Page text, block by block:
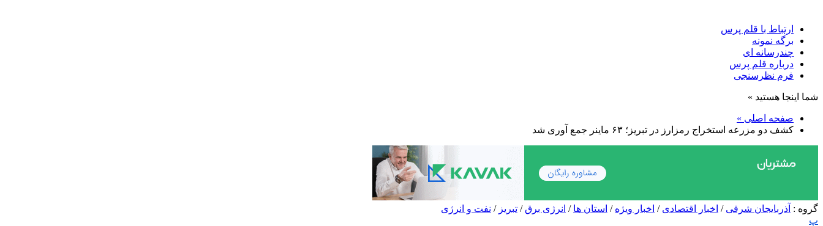
ارتباط با قلم پرس
برگه نمونه
چندرسانه ای
درباره قلم پرس
فرم نظرسنجی
شما اینجا هستید »
صفحه اصلی »
کشف دو مزرعه استخراج رمزارز در تبریز؛ ۶۳ ماینر جمع آوری شد
گروه : آذربایجان شرقی / اخبار اقتصادی / اخبار ویژه / استان ها / انرژی برق / تبریز / نفت و انرژی
پ